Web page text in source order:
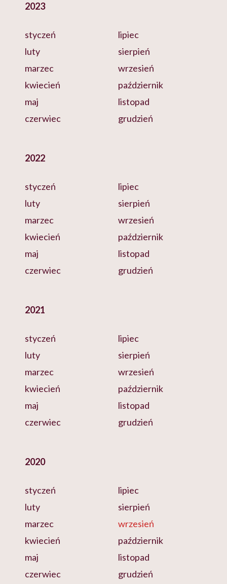
2023
styczeń
luty
marzec
kwiecień
maj
czerwiec
lipiec
sierpień
wrzesień
październik
listopad
grudzień
2022
styczeń
luty
marzec
kwiecień
maj
czerwiec
lipiec
sierpień
wrzesień
październik
listopad
grudzień
2021
styczeń
luty
marzec
kwiecień
maj
czerwiec
lipiec
sierpień
wrzesień
październik
listopad
grudzień
2020
styczeń
luty
marzec
kwiecień
maj
czerwiec
lipiec
sierpień
wrzesień
październik
listopad
grudzień